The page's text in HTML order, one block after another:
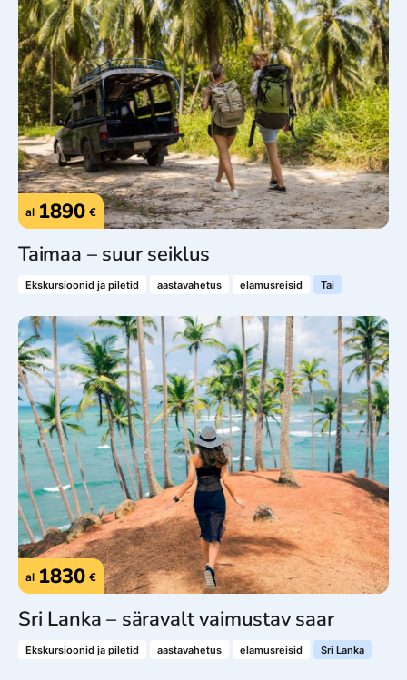
al 1890 €
Taimaa – suur seiklus
Ekskursioonid ja piletid aastavahetus elamusreisid Tai
al 1830 €
Sri Lanka – säravalt vaimustav saar
Ekskursioonid ja piletid aastavahetus elamusreisid Sri Lanka